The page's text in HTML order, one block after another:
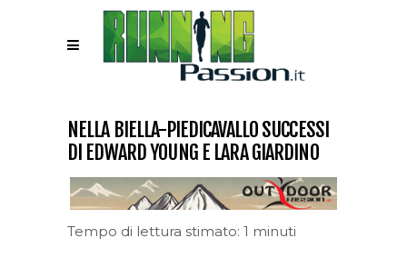
NELLA BIELLA-PIEDICAVALLO SUCCESSI
DI EDWARD YOUNG E LARA GIARDINO
Tempo di lettura stimato: 1 minuti